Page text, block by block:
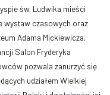
św. Ludwika mieści
wystaw czasowych oraz
Adama Mickiewicza,
Salon Fryderyka
pozwala zanurzyć się
udziałem Wielkiej